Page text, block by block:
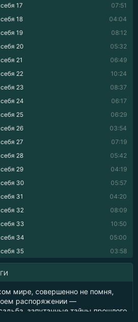
07:51
17
04:04
18
08:12
19
05:32
20
06:49
21
10:24
22
08:37
23
06:17
24
06:29
25
03:54
26
07:19
27
05:42
28
04:19
29
05:57
30
04:20
31
08:09
32
10:50
33
05:00
34
03:58
35
мире, совершенно не помня,
распоряжении —
запутанные тайны прошлого